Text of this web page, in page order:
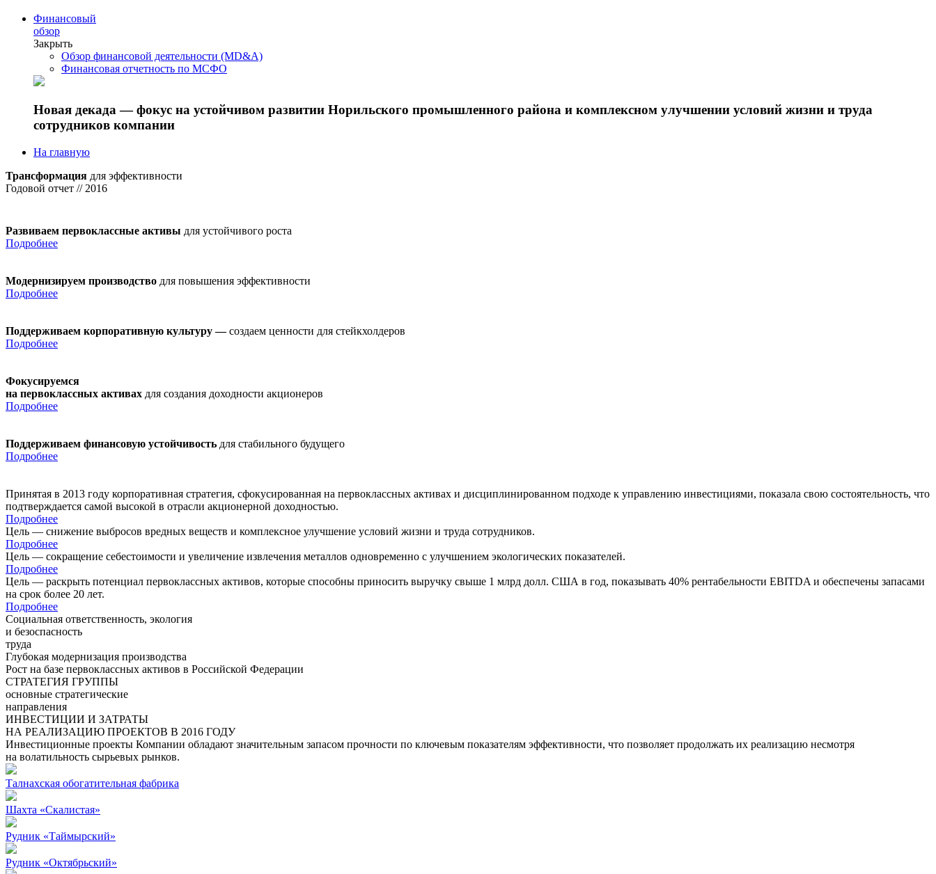
Финансовый
обзор
Закрыть
Обзор финансовой деятельности (MD&A)
Финансовая отчетность по МСФО
Новая декада — фокус на устойчивом развитии Норильского промышленного района и комплексном улучшении условий жизни и труда
сотрудников компании
На главную
Трансформация для эффективности
Годовой отчет // 2016
Развиваем первоклассные активы для устойчивого роста
Подробнее
Модернизируем производство для повышения эффективности
Подробнее
Поддерживаем корпоративную культуру —создаем ценности для стейкхолдеров
Подробнее
Фокусируемся
на первоклассных активах для создания доходности акционеров
Подробнее
Поддерживаем финансовую устойчивость для стабильного будущего
Подробнее
Принятая в 2013 году корпоративная стратегия, сфокусированная на первоклассных активах и дисциплинированном подходе к управлению инвестициями, показала свою состоятельность, что
подтверждается самой высокой в отрасли акционерной доходностью.
Подробнее
Цель — снижение выбросов вредных веществ и комплексное улучшение условий жизни и труда сотрудников.
Подробнее
Цель — сокращение себестоимости и увеличение извлечения металлов одновременно с улучшением экологических показателей.
Подробнее
Цель — раскрыть потенциал первоклассных активов, которые способны приносить выручку свыше 1 млрд долл. США в год, показывать 40% рентабельности EBITDA и обеспечены запасами
на срок более 20 лет.
Подробнее
Социальная ответственность, экология
и безоспасность
труда
Глубокая модернизация производства
Рост на базе первоклассных активов в Российской Федерации
СТРАТЕГИЯ ГРУППЫ
основные стратегические
направления
ИНВЕСТИЦИИ И ЗАТРАТЫ
НА РЕАЛИЗАЦИЮ ПРОЕКТОВ В 2016 ГОДУ
Инвестиционные проекты Компании обладают значительным запасом прочности по ключевым показателям эффективности, что позволяет продолжать их реализацию несмотря
на волатильность сырьевых рынков.
Талнахская обогатительная фабрика
Шахта «Скалистая»
Рудник «Таймырский»
Рудник «Октябрьский»